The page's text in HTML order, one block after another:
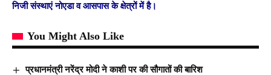
निजी संस्थाएं नोएडा व आसपास के क्षेत्रों में है।
You Might Also Like
प्रधानमंत्री नरेंद्र मोदी ने काशी पर की सौगातों की बारिश